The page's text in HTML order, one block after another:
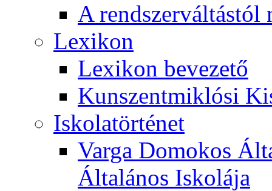
A rendszerváltástól
Lexikon
Lexikon bevezető
Kunszentmiklósi
Iskolatörténet
Varga Domokos
Általános Iskolája